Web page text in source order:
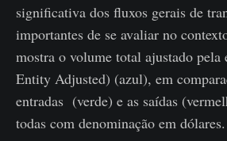
significativa dos fluxos gerais de
importantes de se avaliar no
mostra o volume total ajustado
Entity Adjusted) (azul), em
entradas (verde) e as saídas
todas com denominação em dólares.